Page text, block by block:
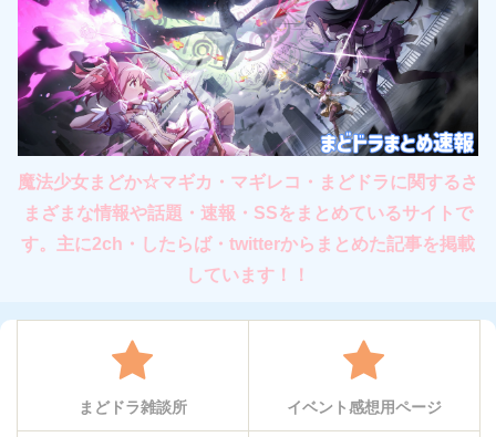
魔法少女まどか☆マギカ・マギレコ・まどドラに関するさ
まざまな情報や話題・速報・SSをまとめているサイトで
す。主に2ch・したらば・twitterからまとめた記事を掲載
しています！！
まどドラ雑談所 イベント感想用ページ